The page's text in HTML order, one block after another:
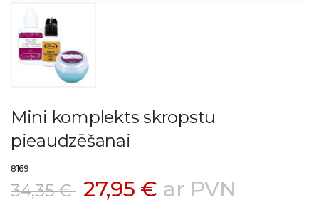
Mini komplekts skropstu
pieaudzēšanai
8169
34,35 € 27,95 € ar PVN